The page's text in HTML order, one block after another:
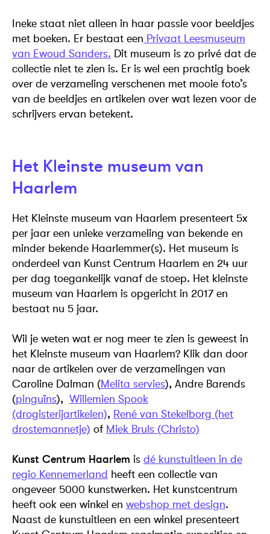
Ineke staat niet alleen in haar passie voor beeldjes
met boeken. Er bestaat een Privaat Leesmuseum
van Ewoud Sanders. Dit museum is zo privé dat de
collectie niet te zien is. Er is wel een prachtig boek
over de verzameling verschenen met mooie foto’s
van de beeldjes en artikelen over wat lezen voor de
schrijvers ervan betekent.
Het Kleinste museum van
Haarlem
Het Kleinste museum van Haarlem presenteert 5x
per jaar een unieke verzameling van bekende en
minder bekende Haarlemmer(s). Het museum is
onderdeel van Kunst Centrum Haarlem en 24 uur
per dag toegankelijk vanaf de stoep. Het kleinste
museum van Haarlem is opgericht in 2017 en
bestaat nu 5 jaar.
Wil je weten wat er nog meer te zien is geweest in
het Kleinste museum van Haarlem? Klik dan door
naar de artikelen over de verzamelingen van
Caroline Dalman (Melita servies), Andre Barends
(pinguïns), Willemien Spook
(drogisterijartikelen), René van Stekelborg (het
drostemannetje) of Miek Bruls (Christo)
Kunst Centrum Haarlem is dé kunstuitleen in de
regio Kennemerland heeft een collectie van
ongeveer 5000 kunstwerken. Het kunstcentrum
heeft ook een winkel en webshop met design.
Naast de kunstuitleen en een winkel presenteert